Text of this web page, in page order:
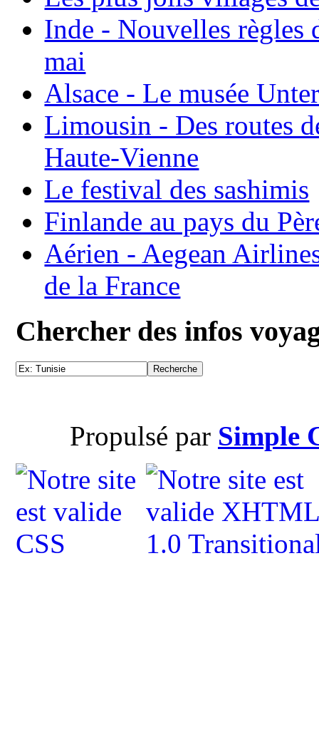
Inde - Nouvelles règles
mai
Alsace - Le musée
Limousin - Des routes
Haute-Vienne
Le festival des sashimis
Finlande au pays du
Aérien - Aegean
de la France
Chercher des infos
Propulsé par Simple